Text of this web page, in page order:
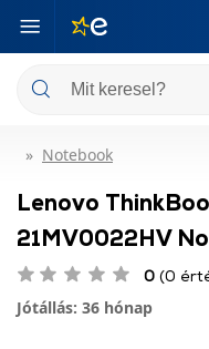
Notebook
Lenovo
21MV0022HV
0 (0
Jótállás: 36 hónap